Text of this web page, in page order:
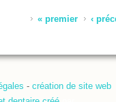
« premier ‹
- création de site web